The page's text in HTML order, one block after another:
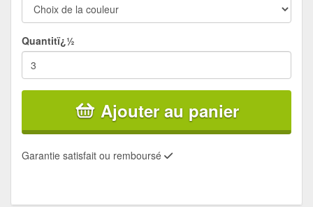
Quantitï¿½
Ajouter au panier
Garantie satisfait ou remboursé